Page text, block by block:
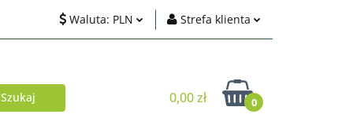
Waluta: PLN Strefa klienta
Zarejestruj się
Dodaj zgłoszenie
0,00 zł 0